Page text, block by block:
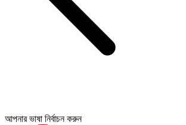
আপনার ভাষা নির্বাচন করুন